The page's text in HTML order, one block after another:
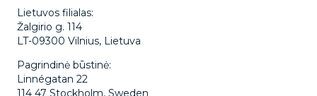
Lietuvos filialas:
Žalgirio g. 114
LT-09300 Vilnius, Lietuva
Pagrindinė būstinė:
Linnégatan 22
114 47 Stockholm, Sweden